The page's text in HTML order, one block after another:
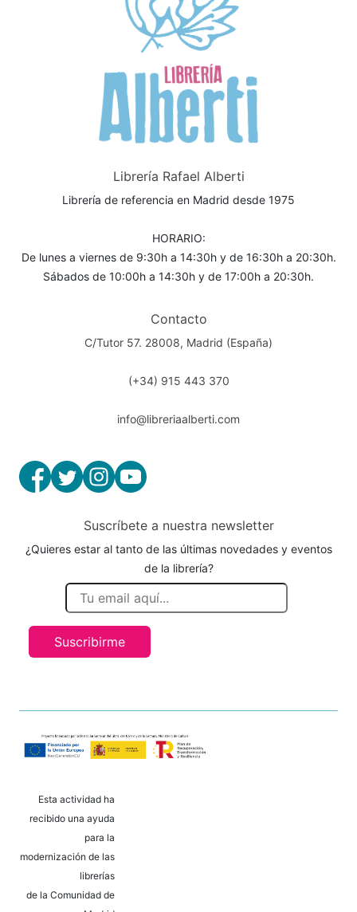
Librería Rafael Alberti
Librería de referencia en Madrid desde 1975
HORARIO:
De lunes a viernes de 9:30h a 14:30h y de 16:30h a 20:30h.
Sábados de 10:00h a 14:30h y de 17:00h a 20:30h.
Contacto
C/Tutor 57. 28008, Madrid (España)
(+34) 915 443 370
info@libreriaalberti.com
Suscríbete a nuestra newsletter
¿Quieres estar al tanto de las últimas novedades y eventos
de la librería?
Suscribirme
Esta actividad ha
recibido una ayuda
para la
modernización de las
librerías
de la Comunidad de